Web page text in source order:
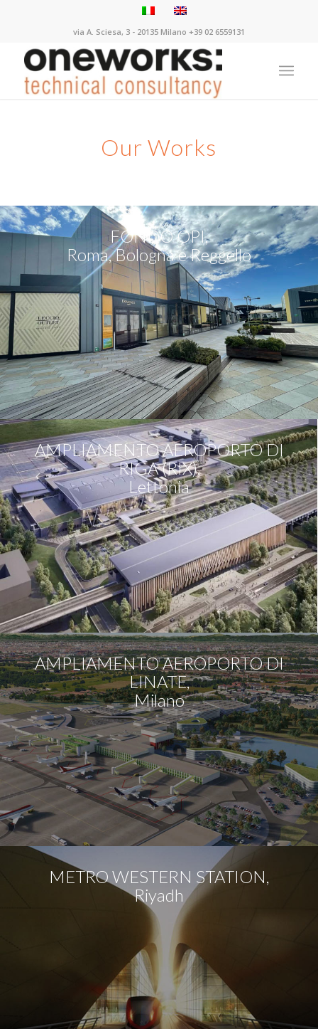
via A. Sciesa, 3 - 20135 Milano +39 02 6559131
Our Works
FONDO OPI,
Roma, Bologna e Reggello
AMPLIAMENTO AEROPORTO DI
RIGA (RIX),
Lettonia
AMPLIAMENTO AEROPORTO DI
LINATE,
Milano
METRO WESTERN STATION,
Riyadh